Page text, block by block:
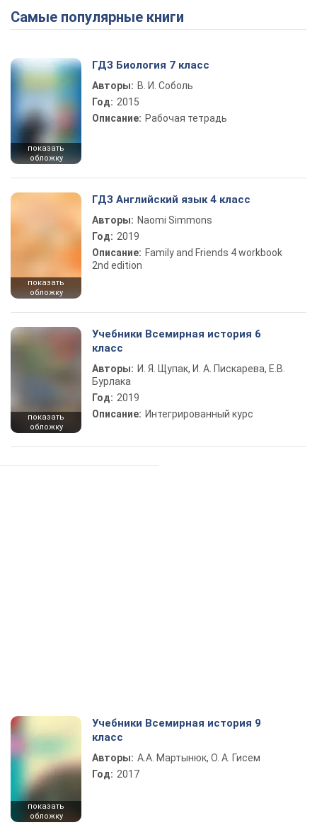
Play Video
Самые популярные книги
показать
обложку
ГДЗ Биология 7 класс
Авторы: В. И. Соболь
Год: 2015
Описание: Рабочая тетрадь
показать
обложку
ГДЗ Английский язык 4 класс
Авторы: Naomi Simmons
Год: 2019
Описание: Family and Friends 4 workbook
2nd edition
показать
обложку
Учебники Всемирная история 6
класс
Авторы: И. Я. Щупак, И. А. Пискарева, Е.В.
Бурлака
Год: 2019
Описание: Интегрированный курс
показать
обложку
Учебники Всемирная история 9
класс
Авторы: А.А. Мартынюк, О. А. Гисем
Год: 2017